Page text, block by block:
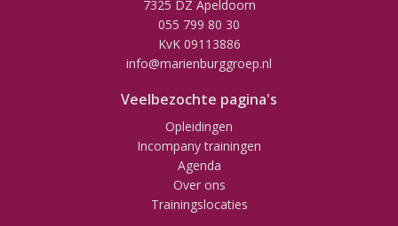
7325 DZ Apeldoorn
055 799 80 30
KvK 09113886
info@marienburggroep.nl
Veelbezochte pagina's
Opleidingen
Incompany trainingen
Agenda
Over ons
Trainingslocaties